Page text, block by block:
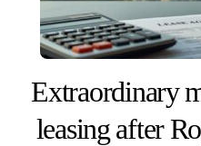
Extraordinary
leasing after